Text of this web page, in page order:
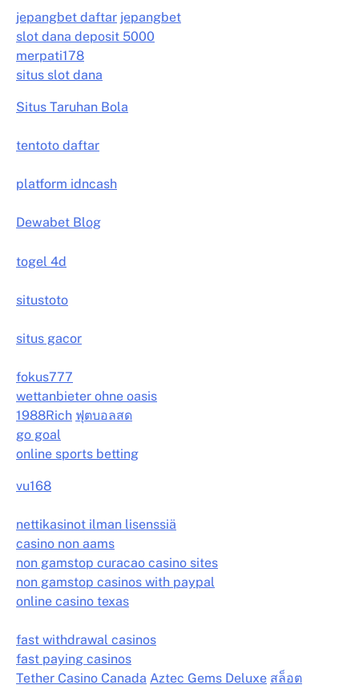
jepangbet daftar jepangbet
slot dana deposit 5000
merpati178
situs slot dana
Situs Taruhan Bola
tentoto daftar
platform idncash
Dewabet Blog
togel 4d
situstoto
situs gacor
fokus777
wettanbieter ohne oasis
1988Rich ฟุตบอลสด
go goal
online sports betting
vu168
nettikasinot ilman lisenssiä
casino non aams
non gamstop curacao casino sites
non gamstop casinos with paypal
online casino texas
fast withdrawal casinos
fast paying casinos
Tether Casino Canada Aztec Gems Deluxe สล็อต